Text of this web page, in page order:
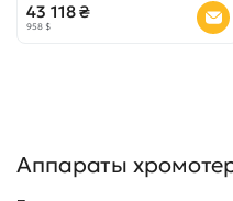
43 118 ₴
958 $
Аппараты